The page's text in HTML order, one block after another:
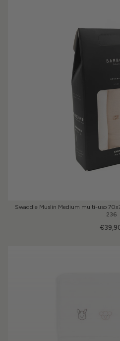
Swaddle Muslin Medium multi-uso
236